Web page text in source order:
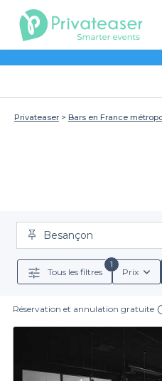
Privateaser Bars en France
Besançon
Tous les filtres
1
Prix
Réservation et annulation gratuite